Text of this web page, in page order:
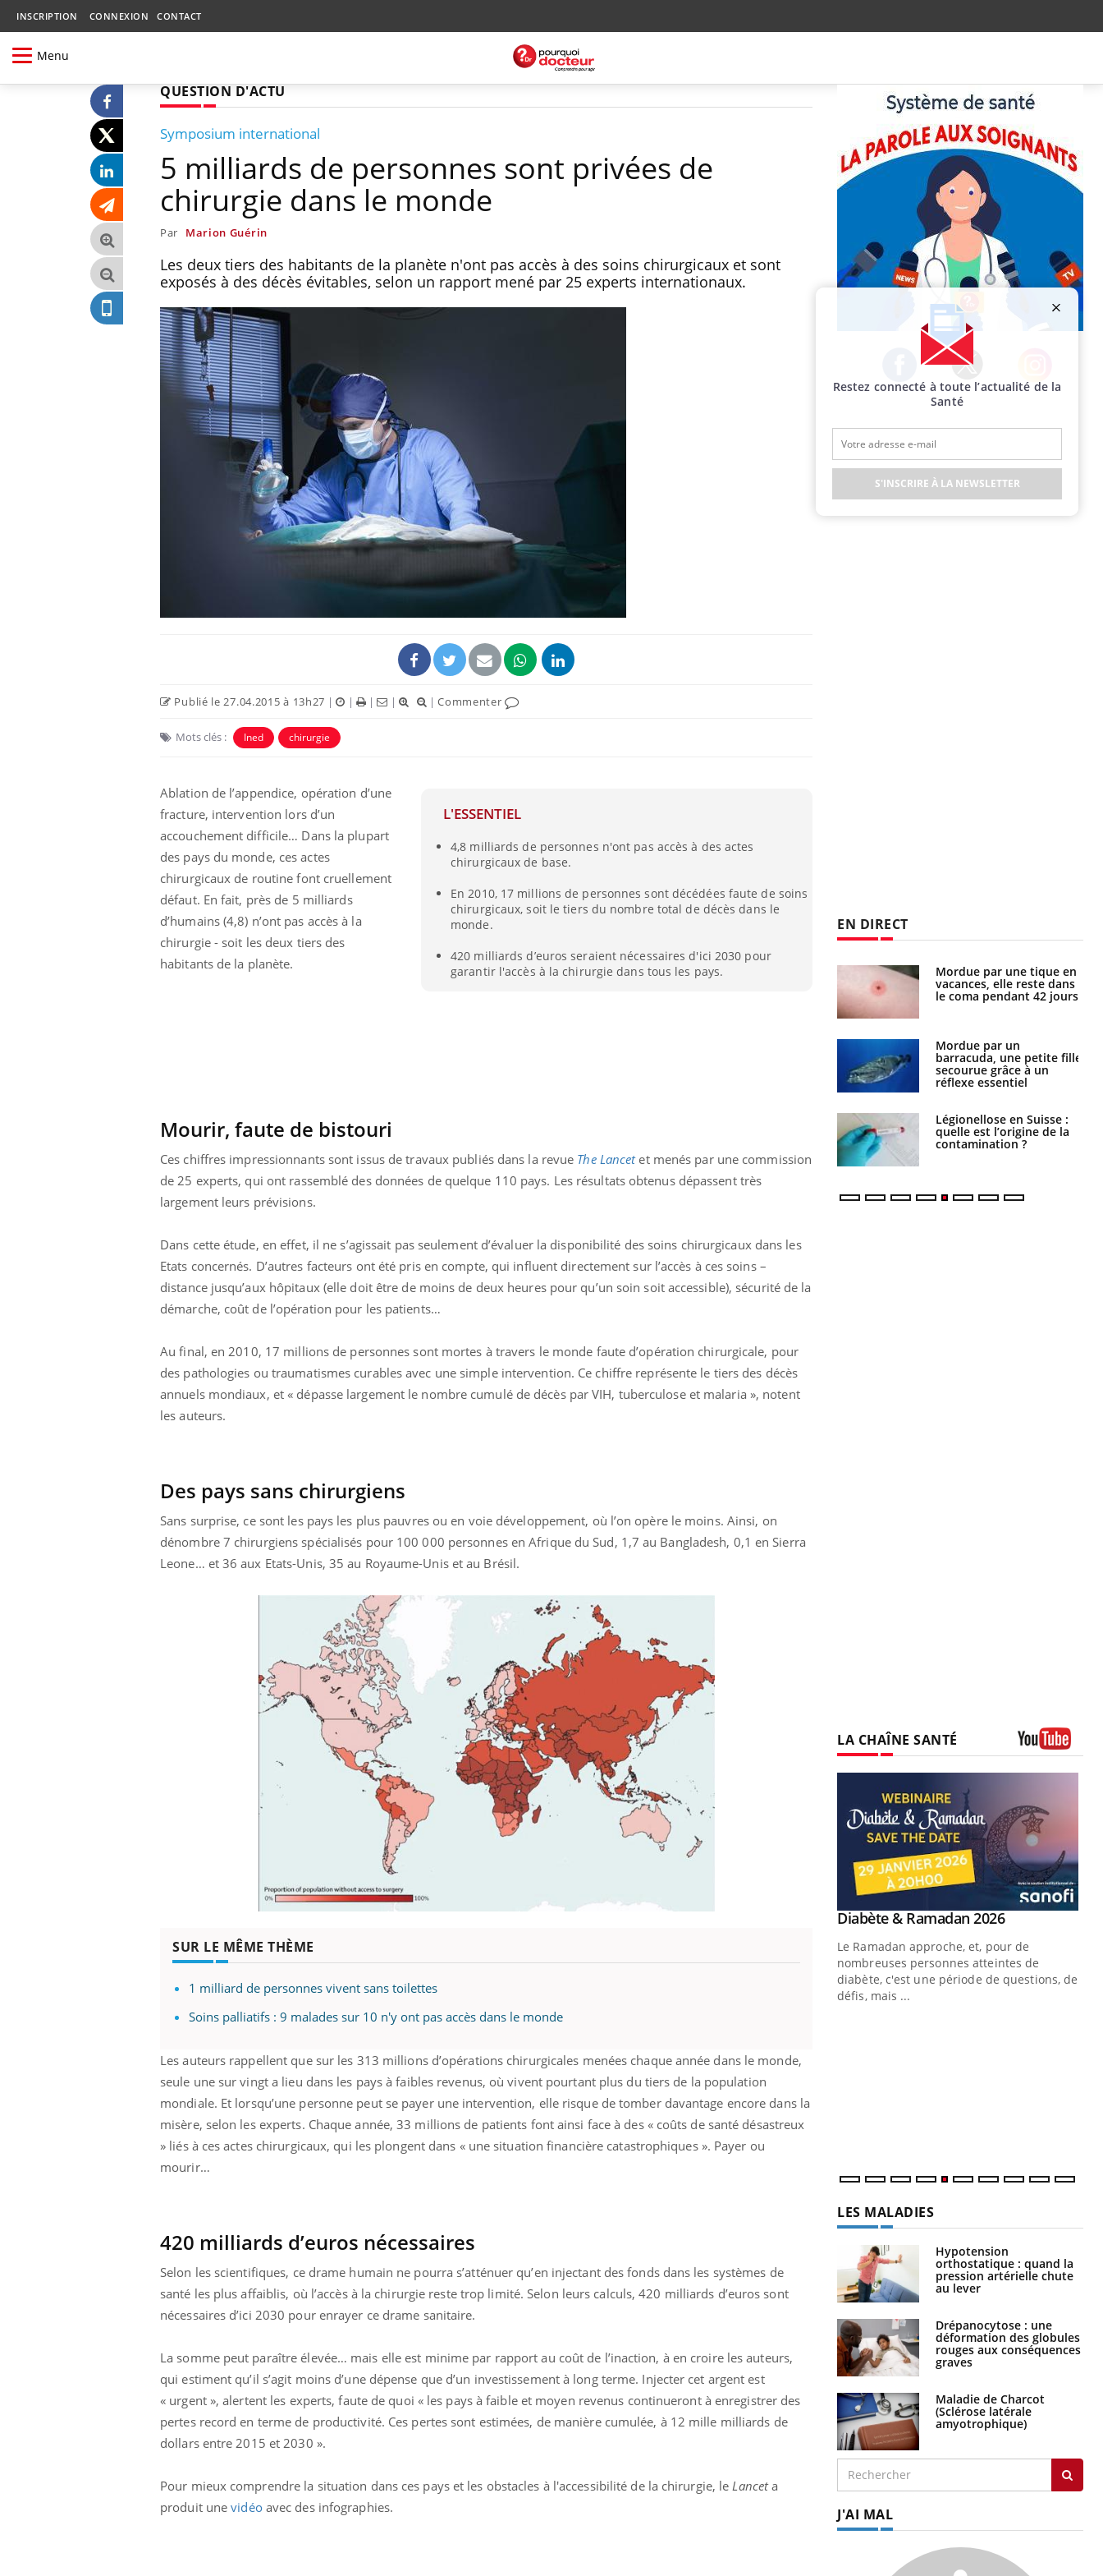
INSCRIPTION CONNEXION CONTACT
Menu
QUESTION D'ACTU
Symposium international
5 milliards de personnes sont privées de
chirurgie dans le monde
Par Marion Guérin
Les deux tiers des habitants de la planète n'ont pas accès à des soins chirurgicaux et sont
exposés à des décès évitables, selon un rapport mené par 25 experts internationaux.
Publié le 27.04.2015 à 13h27 | | | | |Commenter
Mots clés : Ined chirurgie
L'ESSENTIEL
4,8 milliards de personnes n'ont pas accès à des actes
chirurgicaux de base.
En 2010, 17 millions de personnes sont décédées faute de soins
chirurgicaux, soit le tiers du nombre total de décès dans le
monde.
420 milliards d’euros seraient nécessaires d'ici 2030 pour
garantir l'accès à la chirurgie dans tous les pays.
Ablation de l’appendice, opération d’une
fracture, intervention lors d’un
accouchement difficile… Dans la plupart
des pays du monde, ces actes
chirurgicaux de routine font cruellement
défaut. En fait, près de 5 milliards
d’humains (4,8) n’ont pas accès à la
chirurgie - soit les deux tiers des
habitants de la planète.
Mourir, faute de bistouri
Ces chiffres impressionnants sont issus de travaux publiés dans la revue The Lancetet menés par une commission
de 25 experts, qui ont rassemblé des données de quelque 110 pays. Les résultats obtenus dépassent très
largement leurs prévisions.
Dans cette étude, en effet, il ne s’agissait pas seulement d’évaluer la disponibilité des soins chirurgicaux dans les
Etats concernés. D’autres facteurs ont été pris en compte, qui influent directement sur l’accès à ces soins –
distance jusqu’aux hôpitaux (elle doit être de moins de deux heures pour qu’un soin soit accessible), sécurité de la
démarche, coût de l’opération pour les patients…
Au final, en 2010, 17 millions de personnes sont mortes à travers le monde faute d’opération chirurgicale, pour
des pathologies ou traumatismes curables avec une simple intervention. Ce chiffre représente le tiers des décès
annuels mondiaux, et « dépasse largement le nombre cumulé de décès par VIH, tuberculose et malaria », notent
les auteurs.
Des pays sans chirurgiens
Sans surprise, ce sont les pays les plus pauvres ou en voie développement, où l’on opère le moins. Ainsi, on
dénombre 7 chirurgiens spécialisés pour 100 000 personnes en Afrique du Sud, 1,7 au Bangladesh, 0,1 en Sierra
Leone… et 36 aux Etats-Unis, 35 au Royaume-Unis et au Brésil.
SUR LE MÊME THÈME
1 milliard de personnes vivent sans toilettes
Soins palliatifs : 9 malades sur 10 n'y ont pas accès dans le monde
Les auteurs rappellent que sur les 313 millions d’opérations chirurgicales menées chaque année dans le monde,
seule une sur vingt a lieu dans les pays à faibles revenus, où vivent pourtant plus du tiers de la population
mondiale. Et lorsqu’une personne peut se payer une intervention, elle risque de tomber davantage encore dans la
misère, selon les experts. Chaque année, 33 millions de patients font ainsi face à des « coûts de santé désastreux
» liés à ces actes chirurgicaux, qui les plongent dans « une situation financière catastrophiques ». Payer ou
mourir…
420 milliards d’euros nécessaires
Selon les scientifiques, ce drame humain ne pourra s’atténuer qu’en injectant des fonds dans les systèmes de
santé les plus affaiblis, où l’accès à la chirurgie reste trop limité. Selon leurs calculs, 420 milliards d’euros sont
nécessaires d’ici 2030 pour enrayer ce drame sanitaire.
La somme peut paraître élevée… mais elle est minime par rapport au coût de l’inaction, à en croire les auteurs,
qui estiment qu’il s’agit moins d’une dépense que d’un investissement à long terme. Injecter cet argent est
« urgent », alertent les experts, faute de quoi « les pays à faible et moyen revenus continueront à enregistrer des
pertes record en terme de productivité. Ces pertes sont estimées, de manière cumulée, à 12 mille milliards de
dollars entre 2015 et 2030 ».
Pour mieux comprendre la situation dans ces pays et les obstacles à l'accessibilité de la chirurgie, leLanceta
produit unevidéoavec des infographies.
Facebook Twitter Instagram
EN DIRECT
Pourquoi votre ventre
Le Viagra pourrait-il
freiner la propagation du
cancer ?
Pourquoi manger moins
de protéines pourrait
Mordue par une tique en
vacances, elle reste dans
le coma pendant 42 jours
Mordue par un
barracuda, une petite fille
secourue grâce à un
réflexe essentiel
Légionellose en Suisse :
quelle est l’origine de la
contamination ?
Allergies alimentaires :
une nouvelle arme contre
les réactions sévères
Comment gérer le
sommeil des enfants en
vacances ?
Bilan prévention : ce que
les kinés pourront
bientôt faire
LA CHAÎNE SANTÉ
Insuline & Charge mentale : et si on
En 2026, l'insuline dans le diabète de type 2
patients comme parfois chez les soignants.
Eczéma Chronique des Mains : se
L'été arrive… et avec lui, un tout nouveau
soleil, activités en plein air… Nos mains
sont ...
Youtube
Diabète & Ramadan 2026Youtube
Le Ramadan approche, et, pour de
nombreuses personnes atteintes de
diabète, c'est une période de questions, de
défis, mais ...
LES MALADIES
Hypotension
orthostatique : quand la
pression artérielle chute
au lever
Drépanocytose : une
déformation des globules
rouges aux conséquences
graves
Maladie de Charcot
(Sclérose latérale
amyotrophique)
J'AI MAL
Restez connecté à toute l’actualité de la
Santé
S'INSCRIRE À LA NEWSLETTER